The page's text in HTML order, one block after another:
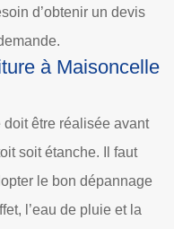
d’obtenir un devis
à Maisoncelle
doit être réalisée avant
soit étanche. Il faut
le bon dépannage
l’eau de pluie et la